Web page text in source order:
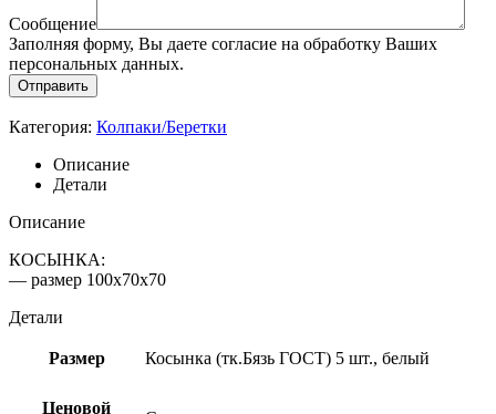
Сообщение
Заполняя форму, Вы даете согласие на обработку Ваших
персональных данных.
Категория: Колпаки/Беретки
Описание
Детали
Описание
КОСЫНКА:
— размер 100х70х70
Детали
Размер Косынка (тк.Бязь ГОСТ) 5 шт., белый
Ценовой